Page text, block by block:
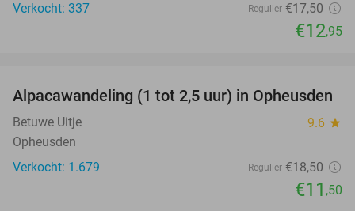
Verkocht: 337
Regulier €17,50
€12,95
38%
Alpacawandeling (1 tot 2,5 uur) in Opheusden
Betuwe Uitje 9.6 star
Opheusden
Verkocht: 1.679
Regulier €18,50
€11 ,50